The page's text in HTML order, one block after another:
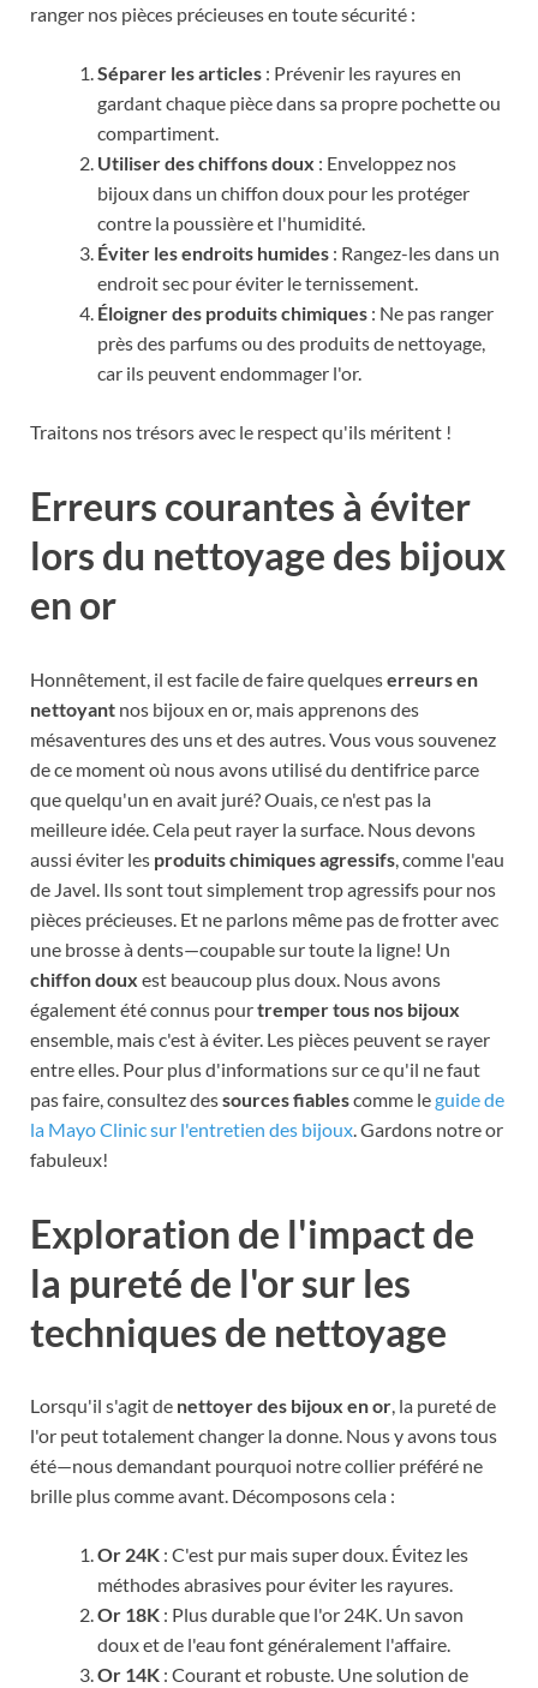
ranger nos pièces précieuses en toute sécurité :
Séparer les articles : Prévenir les rayures en
gardant chaque pièce dans sa propre pochette ou
compartiment.
Utiliser des chiffons doux : Enveloppez nos
bijoux dans un chiffon doux pour les protéger
contre la poussière et l'humidité.
Éviter les endroits humides : Rangez-les dans un
endroit sec pour éviter le ternissement.
Éloigner des produits chimiques : Ne pas ranger
près des parfums ou des produits de nettoyage,
car ils peuvent endommager l'or.
Traitons nos trésors avec le respect qu'ils méritent !
Erreurs courantes à éviter
lors du nettoyage des bijoux
en or
Honnêtement, il est facile de faire quelqueserreurs en
nettoyant nos bijoux en or, mais apprenons des
mésaventures des uns et des autres. Vous vous souvenez
de ce moment où nous avons utilisé du dentifrice parce
que quelqu'un en avait juré? Ouais, ce n'est pas la
meilleure idée. Cela peut rayer la surface. Nous devons
aussi éviter les produits chimiques agressifs, comme l'eau
de Javel. Ils sont tout simplement trop agressifs pour nos
pièces précieuses. Et ne parlons même pas de frotter avec
une brosse à dents—coupable sur toute la ligne! Un
chiffon doux est beaucoup plus doux. Nous avons
également été connus pourtremper tous nos bijoux
ensemble, mais c'est à éviter. Les pièces peuvent se rayer
entre elles. Pour plus d'informations sur ce qu'il ne faut
pas faire, consultez dessources fiablescomme leguide de
la Mayo Clinic sur l'entretien des bijoux. Gardons notre or
fabuleux!
Exploration de l'impact de
la pureté de l'or sur les
techniques de nettoyage
Lorsqu'il s'agit de nettoyer des bijoux en or, la pureté de
l'or peut totalement changer la donne. Nous y avons tous
été—nous demandant pourquoi notre collier préféré ne
brille plus comme avant. Décomposons cela :
Or 24K : C'est pur mais super doux. Évitez les
méthodes abrasives pour éviter les rayures.
Or 18K : Plus durable que l'or 24K. Un savon
doux et de l'eau font généralement l'affaire.
Or 14K : Courant et robuste. Une solution de